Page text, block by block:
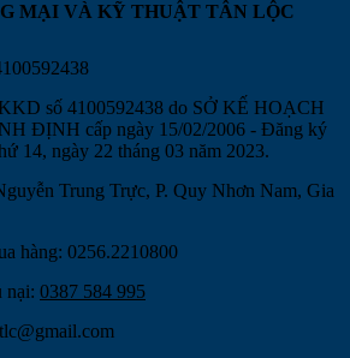
MẠI VÀ KỸ THUẬT TÂN LỘC
số 4100592438 do SỞ KẾ HOẠCH
ĐỊNH cấp ngày 15/02/2006 - Đăng ký
14, ngày 22 tháng 03 năm 2023.
Trung Trực, P. Quy Nhơn Nam, Gia
hàng: 0256.2210800
nại: 0387 584 995